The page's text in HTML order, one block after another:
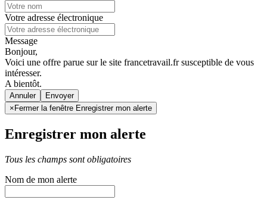
Votre adresse électronique
Message
Bonjour,
Voici une offre parue sur le site francetravail.fr susceptible de vous
intéresser.
A bientôt.
Annuler
× Fermer la fenêtre Enregistrer mon alerte
Enregistrer mon alerte
Tous les champs sont obligatoires
Nom de mon alerte